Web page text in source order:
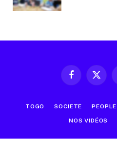
FacebookX
TOGO SOCIETE PEOPLE
NOS VIDÉOS